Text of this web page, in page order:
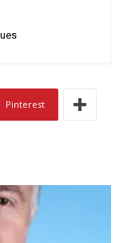
Pinterest